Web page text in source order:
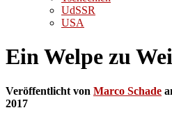
UdSSR
USA
Ein Welpe zu
Veröffentlicht von Marco Schade
2017